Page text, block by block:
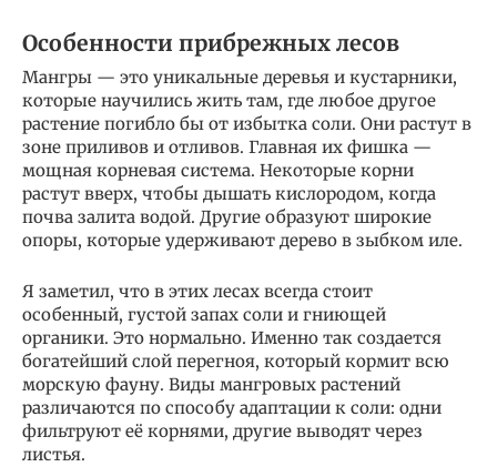
Особенности прибрежных лесов
Мангры — это уникальные деревья и кустарники,
которые научились жить там, где любое другое
растение погибло бы от избытка соли. Они растут в
зоне приливов и отливов. Главная их фишка —
мощная корневая система. Некоторые корни
растут вверх, чтобы дышать кислородом, когда
почва залита водой. Другие образуют широкие
опоры, которые удерживают дерево в зыбком иле.
Я заметил, что в этих лесах всегда стоит
особенный, густой запах соли и гниющей
органики. Это нормально. Именно так создается
богатейший слой перегноя, который кормит всю
морскую фауну. Виды мангровых растений
различаются по способу адаптации к соли: одни
фильтруют её корнями, другие выводят через
листья.